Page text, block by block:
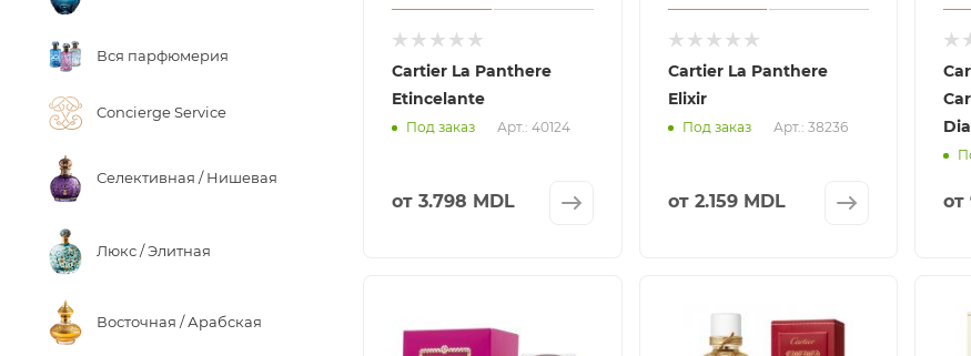
Cartier La Panthere
Etincelante
Под заказ Арт.: 40124
от 3.798 MDL
Cartier La Panthere
Elixir
Под заказ Арт.: 38236
от 2.159 MDL от
Вся парфюмерия
Concierge Service
Селективная / Нишевая
Люкс / Элитная
Восточная / Арабская